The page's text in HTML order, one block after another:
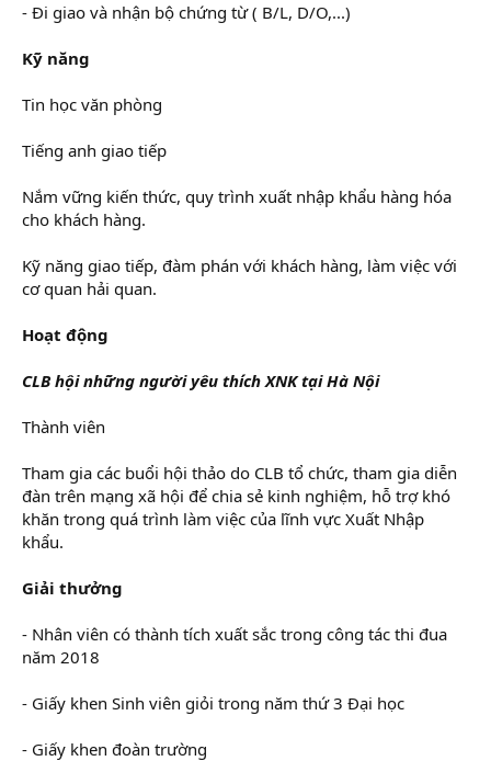
- Đi giao và nhận bộ chứng từ ( B/L, D/O,...)
Kỹ năng
Tin học văn phòng
Tiếng anh giao tiếp
Nắm vững kiến thức, quy trình xuất nhập khẩu hàng hóa
cho khách hàng.
Kỹ năng giao tiếp, đàm phán với khách hàng, làm việc với
cơ quan hải quan.
Hoạt động
CLB hội những người yêu thích XNK tại Hà Nội
Thành viên
Tham gia các buổi hội thảo do CLB tổ chức, tham gia diễn
đàn trên mạng xã hội để chia sẻ kinh nghiệm, hỗ trợ khó
khăn trong quá trình làm việc của lĩnh vực Xuất Nhập
khẩu.
Giải thưởng
- Nhân viên có thành tích xuất sắc trong công tác thi đua
năm 2018
- Giấy khen Sinh viên giỏi trong năm thứ 3 Đại học
- Giấy khen đoàn trường